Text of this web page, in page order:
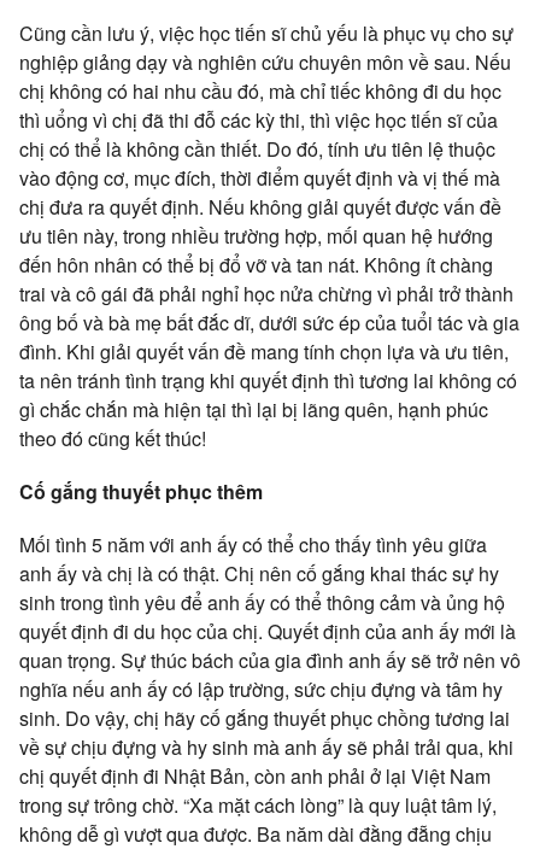
Cũng cần lưu ý, việc học tiến sĩ chủ yếu là phục vụ cho sự
nghiệp giảng dạy và nghiên cứu chuyên môn về sau. Nếu
chị không có hai nhu cầu đó, mà chỉ tiếc không đi du học
thì uổng vì chị đã thi đỗ các kỳ thi, thì việc học tiến sĩ của
chị có thể là không cần thiết. Do đó, tính ưu tiên lệ thuộc
vào động cơ, mục đích, thời điểm quyết định và vị thế mà
chị đưa ra quyết định. Nếu không giải quyết được vấn đề
ưu tiên này, trong nhiều trường hợp, mối quan hệ hướng
đến hôn nhân có thể bị đổ vỡ và tan nát. Không ít chàng
trai và cô gái đã phải nghỉ học nửa chừng vì phải trở thành
ông bố và bà mẹ bất đắc dĩ, dưới sức ép của tuổi tác và gia
đình. Khi giải quyết vấn đề mang tính chọn lựa và ưu tiên,
ta nên tránh tình trạng khi quyết định thì tương lai không có
gì chắc chắn mà hiện tại thì lại bị lãng quên, hạnh phúc
theo đó cũng kết thúc!
Cố gắng thuyết phục thêm
Mối tình 5 năm với anh ấy có thể cho thấy tình yêu giữa
anh ấy và chị là có thật. Chị nên cố gắng khai thác sự hy
sinh trong tình yêu để anh ấy có thể thông cảm và ủng hộ
quyết định đi du học của chị. Quyết định của anh ấy mới là
quan trọng. Sự thúc bách của gia đình anh ấy sẽ trở nên vô
nghĩa nếu anh ấy có lập trường, sức chịu đựng và tâm hy
sinh. Do vậy, chị hãy cố gắng thuyết phục chồng tương lai
về sự chịu đựng và hy sinh mà anh ấy sẽ phải trải qua, khi
chị quyết định đi Nhật Bản, còn anh phải ở lại Việt Nam
trong sự trông chờ. “Xa mặt cách lòng” là quy luật tâm lý,
không dễ gì vượt qua được. Ba năm dài đằng đẵng chịu